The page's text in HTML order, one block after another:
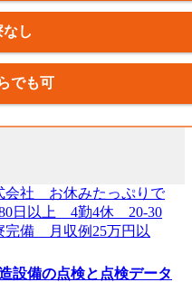
なし
でも可
設備の点検と点検データ